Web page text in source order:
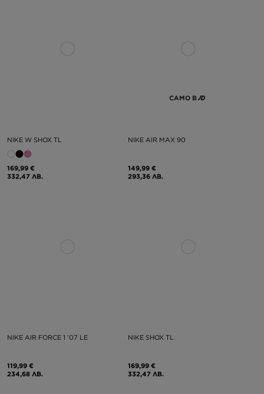
NIKE W SHOX TL
169,99 €
332,47 ЛВ.
САМО В
NIKE AIR MAX 90
149,99 €
293,36 ЛВ.
NIKE AIR FORCE 1 '07 LE
119,99 €
234,68 ЛВ.
NIKE SHOX TL
169,99 €
332,47 ЛВ.